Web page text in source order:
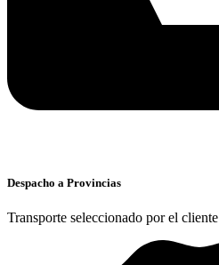
Despacho a Provincias
Transporte seleccionado por el cliente